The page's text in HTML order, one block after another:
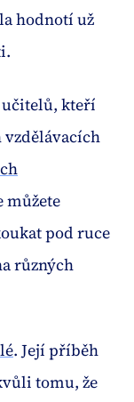
hodnotí už
učitelů, kteří
můžete
pod ruce
různých
. Její příběh
tomu, že